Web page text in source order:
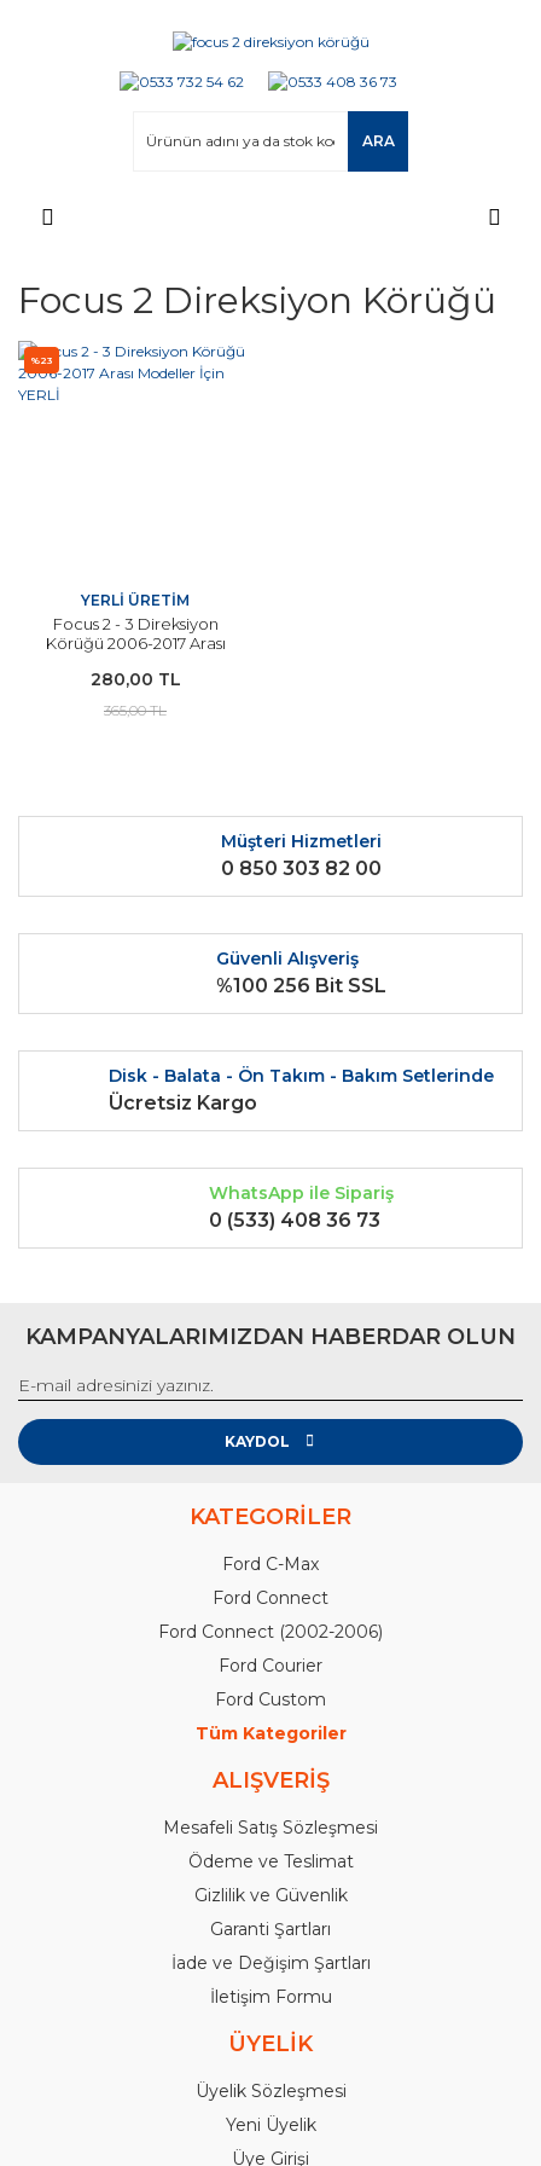
ARA
Focus 2 Direksiyon Körüğü
%23
YERLİ ÜRETİM
Focus 2 - 3 Direksiyon
Körüğü 2006-2017 Arası
280,00 TL
365,00 TL
Müşteri Hizmetleri
0 850 303 82 00
Güvenli Alışveriş
%100 256 Bit SSL
Disk - Balata - Ön Takım - Bakım Setlerinde
Ücretsiz Kargo
WhatsApp ile Sipariş
0 (533) 408 36 73
KAMPANYALARIMIZDAN HABERDAR OLUN
KAYDOL
KATEGORİLER
Ford C-Max
Ford Connect
Ford Connect (2002-2006)
Ford Courier
Ford Custom
Tüm Kategoriler
ALIŞVERİŞ
Mesafeli Satış Sözleşmesi
Ödeme ve Teslimat
Gizlilik ve Güvenlik
Garanti Şartları
İade ve Değişim Şartları
İletişim Formu
ÜYELİK
Üyelik Sözleşmesi
Yeni Üyelik
Üye Girişi